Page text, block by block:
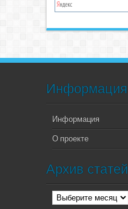
Информация
Информация
О проекте
Архив статей
Архив
статей